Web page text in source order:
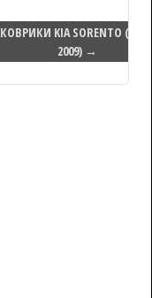
КОВРИКИ KIA SORENTO
2009) →